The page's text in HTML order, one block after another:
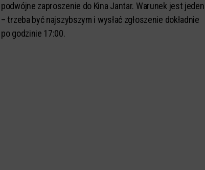
podwójne zaproszenie do Kina Jantar. Warunek jest jeden
– trzeba być najszybszym i wysłać zgłoszenie dokładnie
po godzinie 17:00.